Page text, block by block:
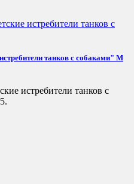
танков с собаками" М
истребители танков с